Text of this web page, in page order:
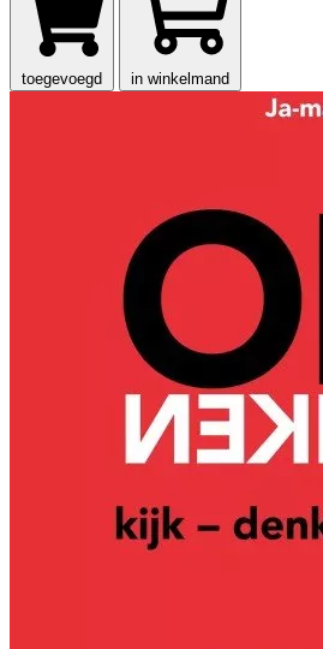
toegevoegd in winkelmand